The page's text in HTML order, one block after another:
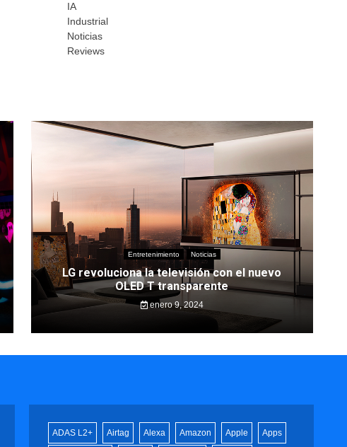
IA
Industrial
Noticias
Reviews
Entretenimiento Noticias
LG revoluciona la televisión con el nuevo
OLED T transparente
enero 9, 2024
ADAS L2+ Airtag Alexa Amazon Apple Apps